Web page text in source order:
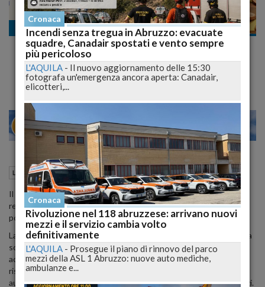
Lavoro
Italia in Flessione: Salari Realmente in
Caduta Libera, Maglia Nera dell'UE
MILANO 22
Lavoro Roma (RM) 10 Maggio 2024 16:51
Il lavoro in Italia non garantisce più una vita dignitosa, con i salari
reali in costante diminuzione rispetto agli ultimi 30 anni,
posizionando il paese al vertice della classifica negativa dell'UE.
La Situazione Attuale: Secondo i dati dell'Ocse, i salari reali in Italia
sono diminuiti del 2,9% tra il 1990 e il 2020. Questa tendenza si è
accentuata durante la pandemia, con un crollo del 7,3% nel 2022
rispetto all'anno precedente. Nonostante l'occupazione sia
aumentata, i salari non sono cresciuti alla stessa velocità dei prezzi.
Cronaca
Incendi senza tregua in Abruzzo: evacuate
squadre, Canadair spostati e vento sempre
più pericoloso
L'AQUILA - Il nuovo aggiornamento delle 15:30
fotografa un'emergenza ancora aperta: Canadair,
elicotteri,...
Cronaca
Rivoluzione nel 118 abruzzese: arrivano nuovi
mezzi e il servizio cambia volto
definitivamente
L'AQUILA - Prosegue il piano di rinnovo del parco
mezzi della ASL 1 Abruzzo: nuove auto mediche,
ambulanze e...